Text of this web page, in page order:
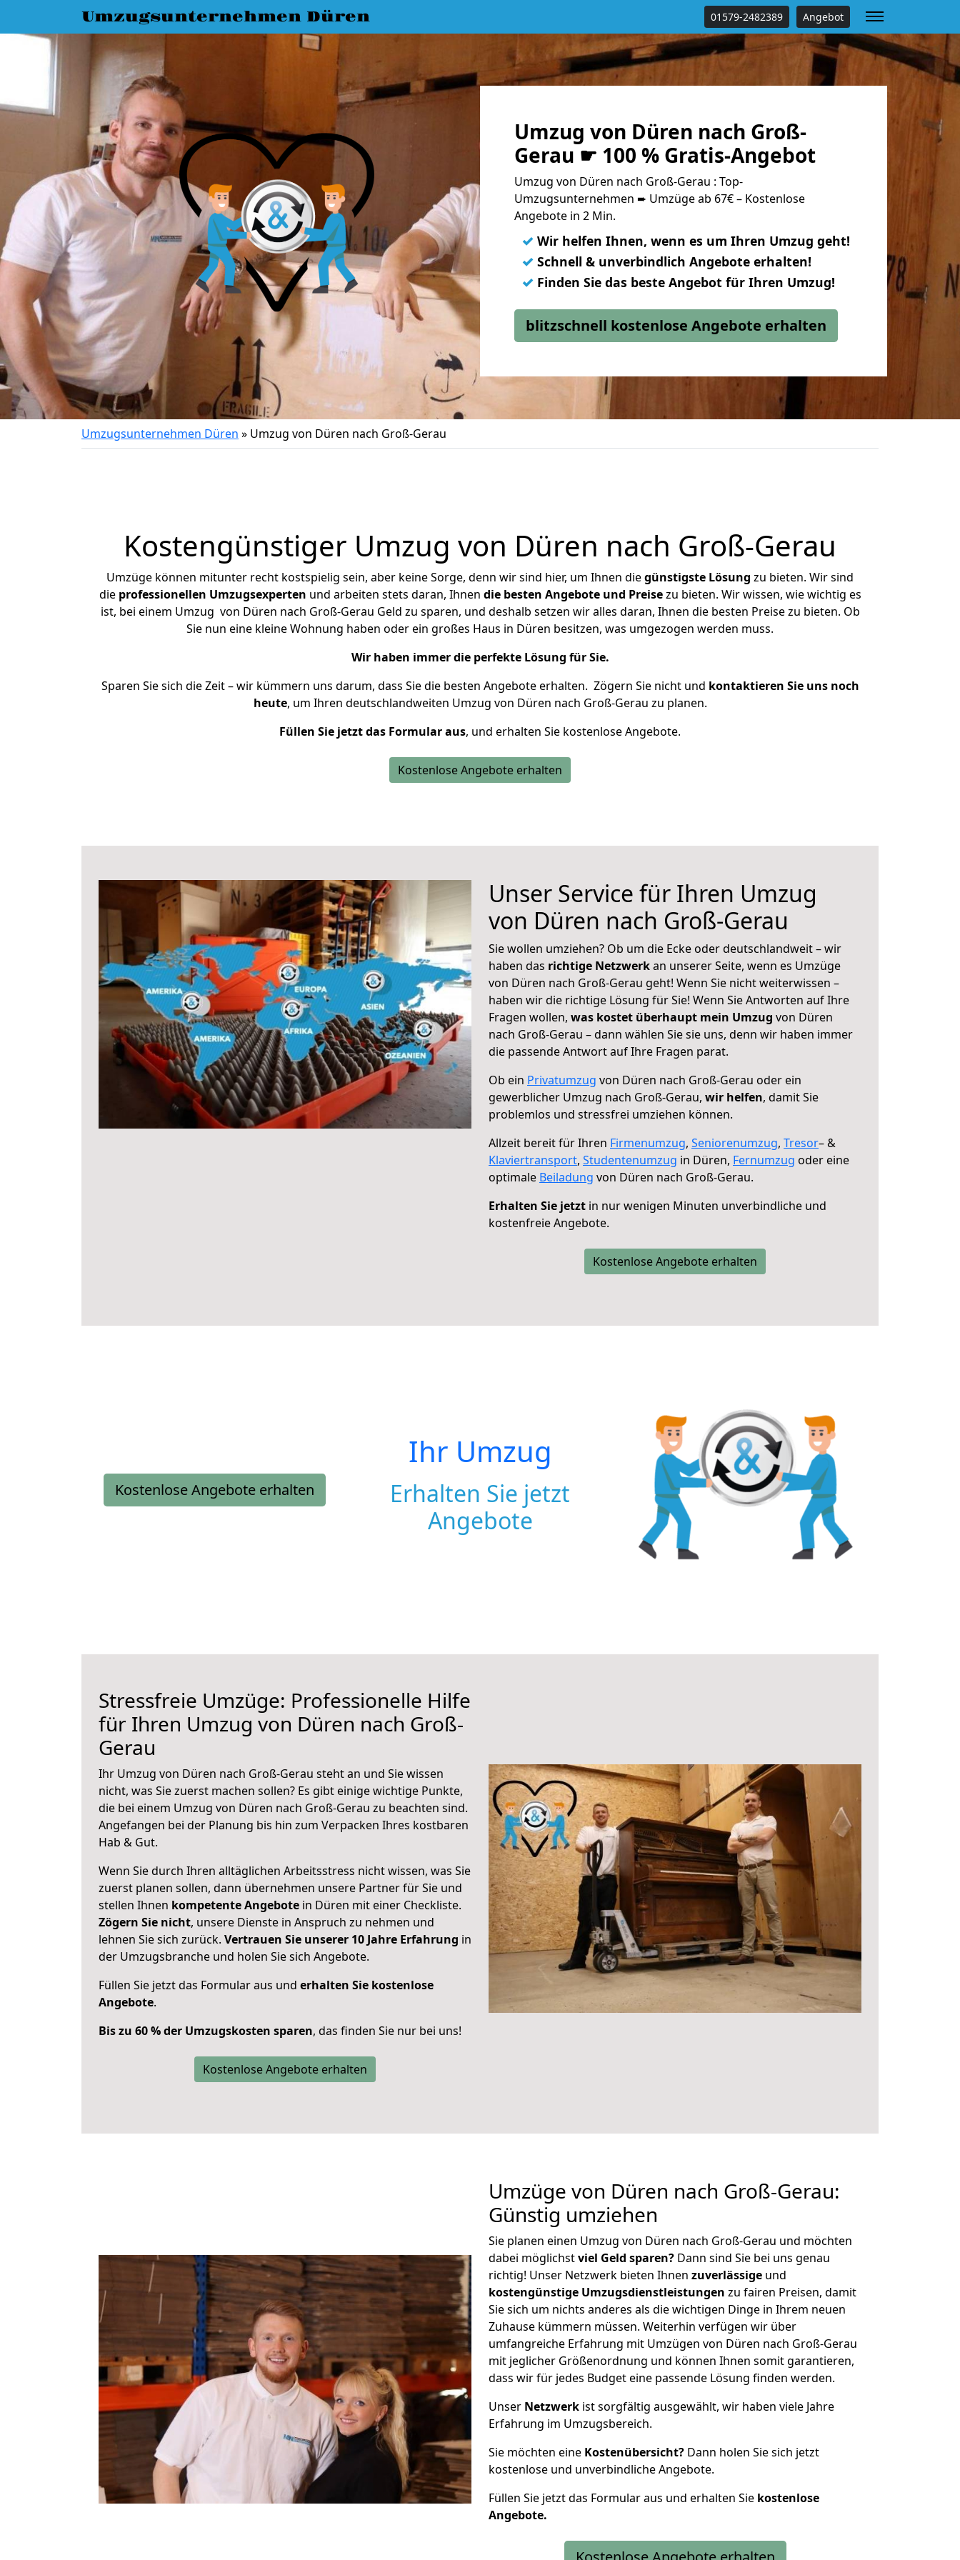
Umzugsunternehmen Düren 01579-2482389 Angebot
Umzug von Düren nach Groß-
Gerau ☛ 100 % Gratis-Angebot
Umzug von Düren nach Groß-Gerau : Top-
Umzugsunternehmen ➨ Umzüge ab 67€ – Kostenlose
Angebote in 2 Min.
✓ Wir helfen Ihnen, wenn es um Ihren Umzug geht!
✓ Schnell & unverbindlich Angebote erhalten!
✓ Finden Sie das beste Angebot für Ihren Umzug!
blitzschnell kostenlose Angebote erhalten
Umzugsunternehmen Düren » Umzug von Düren nach Groß-Gerau
Kostengünstiger Umzug von Düren nach Groß-Gerau
Umzüge können mitunter recht kostspielig sein, aber keine Sorge, denn wir sind hier, um Ihnen diegünstigste Lösung zu bieten. Wir sind
die professionellen Umzugsexperten und arbeiten stets daran, Ihnen die besten Angebote und Preisezu bieten. Wir wissen, wie wichtig es
ist, bei einem Umzug von Düren nach Groß-Gerau Geld zu sparen, und deshalb setzen wir alles daran, Ihnen die besten Preise zu bieten. Ob
Sie nun eine kleine Wohnung haben oder ein großes Haus in Düren besitzen, was umgezogen werden muss.
Wir haben immer die perfekte Lösung für Sie.
Sparen Sie sich die Zeit – wir kümmern uns darum, dass Sie die besten Angebote erhalten. Zögern Sie nicht und kontaktieren Sie uns noch
heute, um Ihren deutschlandweiten Umzug von Düren nach Groß-Gerau zu planen.
Füllen Sie jetzt das Formular aus, und erhalten Sie kostenlose Angebote.
Kostenlose Angebote erhalten
Unser Service für Ihren Umzug
von Düren nach Groß-Gerau
Sie wollen umziehen? Ob um die Ecke oder deutschlandweit – wir
haben das richtige Netzwerkan unserer Seite, wenn es Umzüge
von Düren nach Groß-Gerau geht! Wenn Sie nicht weiterwissen –
haben wir die richtige Lösung für Sie! Wenn Sie Antworten auf Ihre
Fragen wollen, was kostet überhaupt mein Umzug von Düren
nach Groß-Gerau – dann wählen Sie sie uns, denn wir haben immer
die passende Antwort auf Ihre Fragen parat.
Ob ein Privatumzug von Düren nach Groß-Gerau oder ein
gewerblicher Umzug nach Groß-Gerau, wir helfen, damit Sie
problemlos und stressfrei umziehen können.
Allzeit bereit für Ihren Firmenumzug, Seniorenumzug, Tresor– &
Klaviertransport, Studentenumzug in Düren, Fernumzug oder eine
optimale Beiladung von Düren nach Groß-Gerau.
Erhalten Sie jetzt in nur wenigen Minuten unverbindliche und
kostenfreie Angebote.
Kostenlose Angebote erhalten
Kostenlose Angebote erhalten
Ihr Umzug
Erhalten Sie jetzt
Angebote
Stressfreie Umzüge: Professionelle Hilfe
für Ihren Umzug von Düren nach Groß-
Gerau
Ihr Umzug von Düren nach Groß-Gerau steht an und Sie wissen
nicht, was Sie zuerst machen sollen? Es gibt einige wichtige Punkte,
die bei einem Umzug von Düren nach Groß-Gerau zu beachten sind.
Angefangen bei der Planung bis hin zum Verpacken Ihres kostbaren
Hab & Gut.
Wenn Sie durch Ihren alltäglichen Arbeitsstress nicht wissen, was Sie
zuerst planen sollen, dann übernehmen unsere Partner für Sie und
stellen Ihnen kompetente Angebote in Düren mit einer Checkliste.
Zögern Sie nicht, unsere Dienste in Anspruch zu nehmen und
lehnen Sie sich zurück. Vertrauen Sie unserer 10 Jahre Erfahrung in
der Umzugsbranche und holen Sie sich Angebote.
Füllen Sie jetzt das Formular aus und erhalten Sie kostenlose
Angebote.
Bis zu 60 % der Umzugskosten sparen, das finden Sie nur bei uns!
Kostenlose Angebote erhalten
Umzüge von Düren nach Groß-Gerau:
Günstig umziehen
Sie planen einen Umzug von Düren nach Groß-Gerau und möchten
dabei möglichstviel Geld sparen? Dann sind Sie bei uns genau
richtig! Unser Netzwerk bieten Ihnen zuverlässige und
kostengünstige Umzugsdienstleistungen zu fairen Preisen, damit
Sie sich um nichts anderes als die wichtigen Dinge in Ihrem neuen
Zuhause kümmern müssen. Weiterhin verfügen wir über
umfangreiche Erfahrung mit Umzügen von Düren nach Groß-Gerau
mit jeglicher Größenordnung und können Ihnen somit garantieren,
dass wir für jedes Budget eine passende Lösung finden werden.
Unser Netzwerk ist sorgfältig ausgewählt, wir haben viele Jahre
Erfahrung im Umzugsbereich.
Sie möchten eine Kostenübersicht? Dann holen Sie sich jetzt
kostenlose und unverbindliche Angebote.
Füllen Sie jetzt das Formular aus und erhalten Sie kostenlose
Angebote.